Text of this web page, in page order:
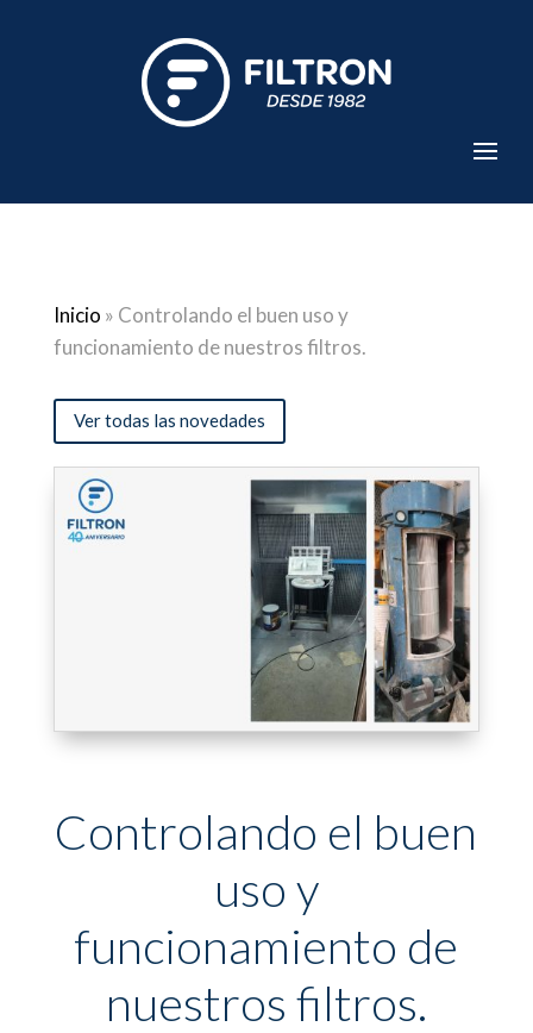
Inicio » Controlando el buen uso y
funcionamiento de nuestros filtros.
Ver todas las novedades
Controlando el buen
uso y
funcionamiento de
nuestros filtros.